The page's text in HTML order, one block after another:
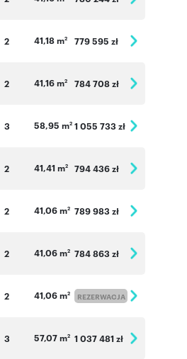
spacerem)
2 41,18 m2 779 595 zł
2 41,16 m2 784 708 zł
3 58,95 m2 1 055 733 zł
2 41,41 m2 794 436 zł
2 41,06 m2 789 983 zł
2 41,06 m2 784 863 zł
2 41,06 m2 REZERWACJA
3 57,07 m2 1 037 481 zł